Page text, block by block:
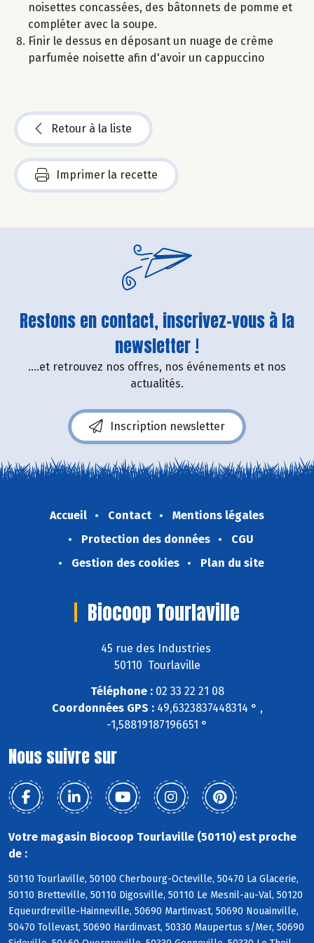
noisettes concassées, des bâtonnets de pomme et
compléter avec la soupe.
Finir le dessus en déposant un nuage de crème
parfumée noisette afin d'avoir un cappuccino
Retour à la liste
Imprimer la recette
Restons en contact, inscrivez-vous à la
newsletter !
....et retrouvez nos offres, nos événements et nos
actualités.
Inscription newsletter
Accueil Contact
Mentions légales
Protection des données
CGU
Gestion des cookies
Plan du site
Biocoop Tourlaville
45 rue des Industries
50110 Tourlaville
Téléphone :02 33 22 21 08
Coordonnées GPS :49,6323837448314 ° ,
-1,58819187196651 °
Nous suivre sur
Votre magasin Biocoop Tourlaville (50110) est proche
de :
50110 Tourlaville, 50100 Cherbourg-Octeville, 50470 La Glacerie,
50110 Bretteville, 50110 Digosville, 50110 Le Mesnil-au-Val, 50120
Equeurdreville-Hainneville, 50690 Martinvast, 50690 Nouainville,
50470 Tollevast, 50690 Hardinvast, 50330 Maupertus s/Mer, 50690